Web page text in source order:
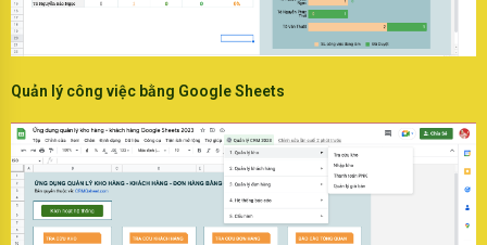
Quản lý công việc bằng Google Sheets